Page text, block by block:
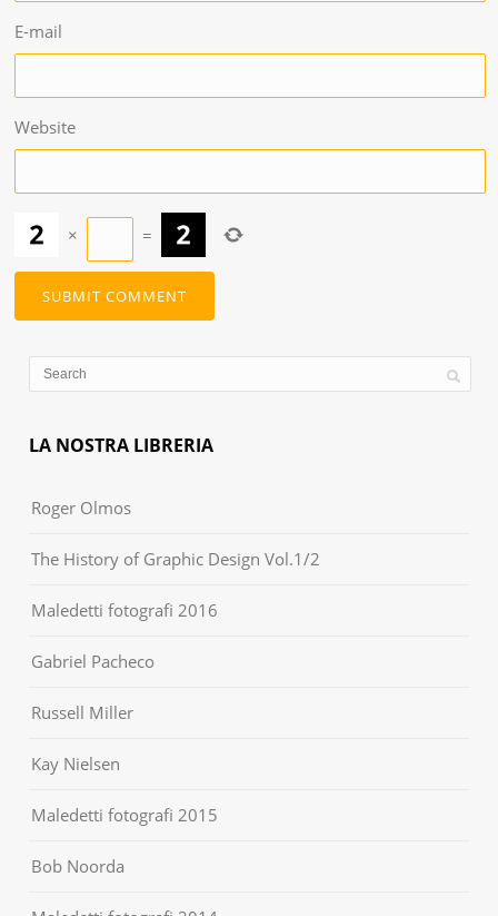
E-mail
Website
× =
LA NOSTRA LIBRERIA
Roger Olmos
The History of Graphic Design Vol.1/2
Maledetti fotografi 2016
Gabriel Pacheco
Russell Miller
Kay Nielsen
Maledetti fotografi 2015
Bob Noorda